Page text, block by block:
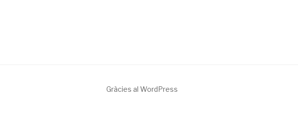
Gràcies al WordPress